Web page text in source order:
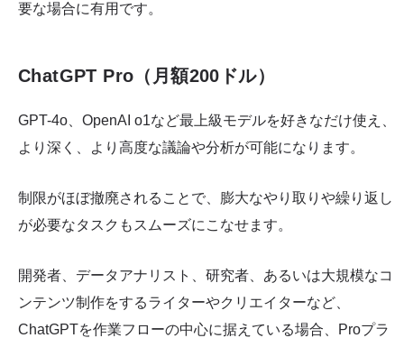
要な場合に有用です。
ChatGPT Pro（月額200ドル）
GPT-4o、OpenAI o1など最上級モデルを好きなだけ使え、
より深く、より高度な議論や分析が可能になります。
制限がほぼ撤廃されることで、膨大なやり取りや繰り返し
が必要なタスクもスムーズにこなせます。
開発者、データアナリスト、研究者、あるいは大規模なコ
ンテンツ制作をするライターやクリエイターなど、
ChatGPTを作業フローの中心に据えている場合、Proプラ